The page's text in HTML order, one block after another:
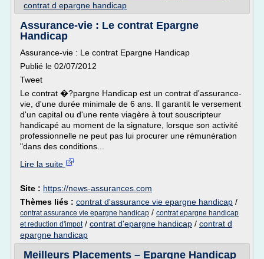
contrat d epargne handicap
Assurance-vie : Le contrat Epargne
Handicap
Assurance-vie : Le contrat Epargne Handicap
Publié le 02/07/2012
Tweet
Le contrat �?pargne Handicap est un contrat d'assurance-
vie, d'une durée minimale de 6 ans. Il garantit le versement
d'un capital ou d'une rente viagère à tout souscripteur
handicapé au moment de la signature, lorsque son activité
professionnelle ne peut pas lui procurer une rémunération
"dans des conditions...
Lire la suite
Site : https://news-assurances.com
Thèmes liés : contrat d'assurance vie epargne handicap /
contrat assurance vie epargne handicap / contrat epargne handicap
et reduction d'impot/ contrat d'epargne handicap / contrat d
epargne handicap
Meilleurs Placements – Epargne Handicap